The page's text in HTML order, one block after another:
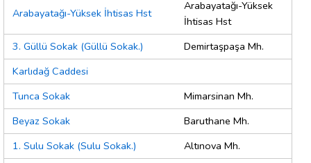
Arabayatağı-Yüksek İhtisas Hst
Arabayatağı-Yüksek
İhtisas Hst
3. Güllü Sokak (Güllü Sokak.)
Demirtaşpaşa Mh.
Karlıdağ Caddesi
Tunca Sokak
Mimarsinan Mh.
Beyaz Sokak
Baruthane Mh.
1. Sulu Sokak (Sulu Sokak.)
Altınova Mh.